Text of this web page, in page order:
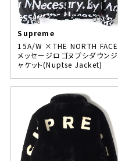
Supreme
15A/W ×THE NORTH FACE
メッセージロゴヌプシダウンジ
ャケット(Nuptse Jacket)